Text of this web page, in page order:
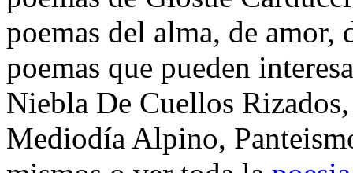
poemas del alma, de
poemas que pueden
Niebla De Cuellos
Mediodía Alpino,